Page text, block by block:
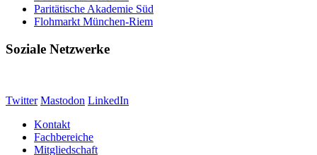
Paritätische Akademie Süd
Flohmarkt München-Riem
Soziale Netzwerke
Twitter Mastodon LinkedIn
Kontakt
Fachbereiche
Mitgliedschaft